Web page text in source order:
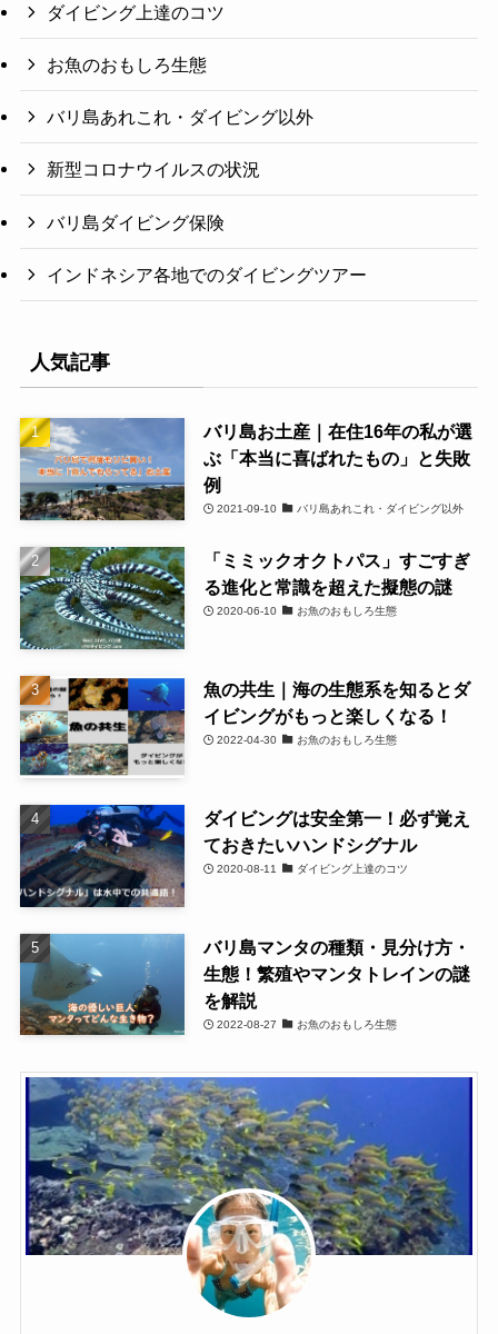
ダイビング上達のコツ
お魚のおもしろ生態
バリ島あれこれ・ダイビング以外
新型コロナウイルスの状況
バリ島ダイビング保険
インドネシア各地でのダイビングツアー
人気記事
バリ島お土産｜在住16年の私が選
ぶ「本当に喜ばれたもの」と失敗
例
2021-09-10 バリ島あれこれ・ダイビング以外
「ミミックオクトパス」すごすぎ
る進化と常識を超えた擬態の謎
2020-06-10 お魚のおもしろ生態
魚の共生｜海の生態系を知るとダ
イビングがもっと楽しくなる！
2022-04-30 お魚のおもしろ生態
ダイビングは安全第一！必ず覚え
ておきたいハンドシグナル
2020-08-11 ダイビング上達のコツ
バリ島マンタの種類・見分け方・
生態！繁殖やマンタトレインの謎
を解説
2022-08-27 お魚のおもしろ生態